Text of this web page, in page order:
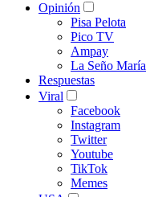
Opinión
Pisa Pelota
Pico TV
Ampay
La Seño María
Respuestas
Viral
Facebook
Instagram
Twitter
Youtube
TikTok
Memes